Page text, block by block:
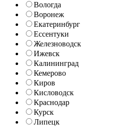
Вологда
Воронеж
Екатеринбург
Ессентуки
Железноводск
Ижевск
Калининград
Кемерово
Киров
Кисловодск
Краснодар
Курск
Липецк